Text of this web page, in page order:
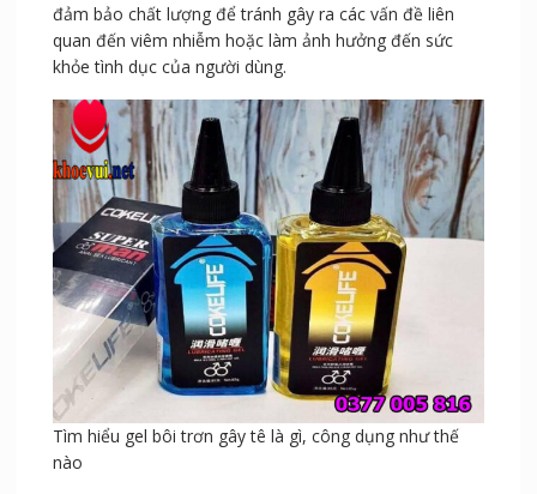
đảm bảo chất lượng để tránh gây ra các vấn đề liên
quan đến viêm nhiễm hoặc làm ảnh hưởng đến sức
khỏe tình dục của người dùng.
Tìm hiểu gel bôi trơn gây tê là gì, công dụng như thế
nào